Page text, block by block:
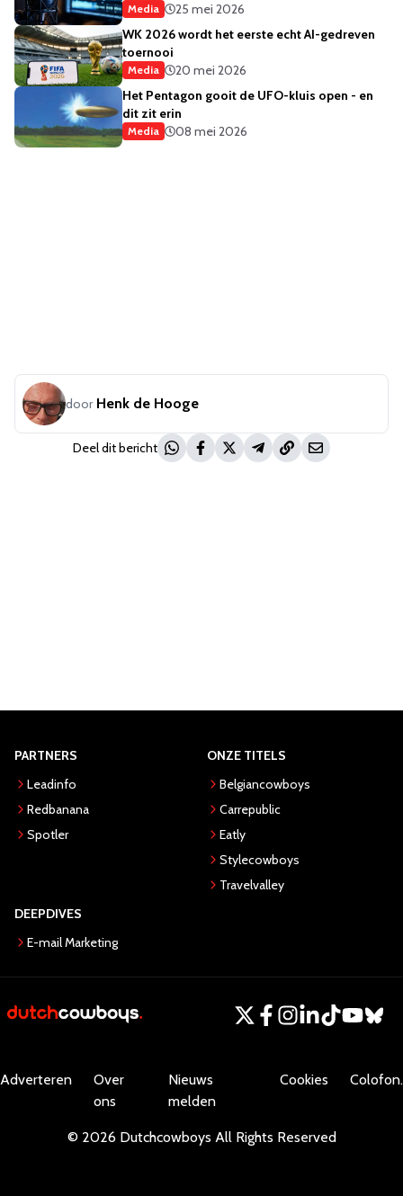
Media
25 mei 2026
WK 2026 wordt het eerste echt AI-gedreven
toernooi
Media
20 mei 2026
Het Pentagon gooit de UFO-kluis open - en
dit zit erin
Media 08 mei 2026
door Henk de Hooge
Deel dit bericht
PARTNERS
Leadinfo
Redbanana
Spotler
ONZE TITELS
Belgiancowboys
Carrepublic
Eatly
Stylecowboys
Travelvalley
DEEPDIVES
E-mail Marketing
Adverteren
Over
ons
Nieuws
melden
Cookies Colofon.
© 2026 Dutchcowboys All Rights Reserved